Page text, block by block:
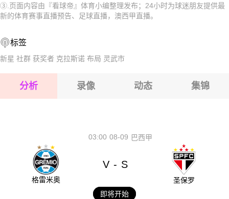
2026-08-17 【澳西甲】 乔达路普市VS格韦卢普
2026-08-17 【澳西甲】 乔达路普市VS格韦卢普
2026-08-17 【澳西甲】 乔达路普市VS格韦卢普
③.页面内容由『看球帝』体育小编整理发布；24小时为球迷朋友提供最
新的体育赛事直播预告、足球直播，澳西甲直播。
标签
新星 社群 获奖者 克拉斯诺 布局 灵武市
分析 录像 动态 集锦
08-09
03:00 巴西甲
格雷米奥
V - S
圣保罗
即将开始